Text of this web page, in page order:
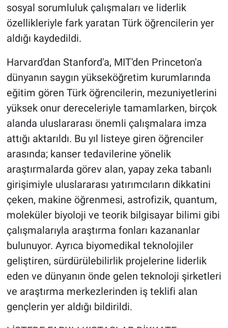
sosyal sorumluluk çalışmaları ve liderlik
özellikleriyle fark yaratan Türk öğrencilerin yer
aldığı kaydedildi.
Harvard'dan Stanford'a, MIT'den Princeton'a
dünyanın saygın yükseköğretim kurumlarında
eğitim gören Türk öğrencilerin, mezuniyetlerini
yüksek onur dereceleriyle tamamlarken, birçok
alanda uluslararası önemli çalışmalara imza
attığı aktarıldı. Bu yıl listeye giren öğrenciler
arasında; kanser tedavilerine yönelik
araştırmalarda görev alan, yapay zeka tabanlı
girişimiyle uluslararası yatırımcıların dikkatini
çeken, makine öğrenmesi, astrofizik, quantum,
moleküler biyoloji ve teorik bilgisayar bilimi gibi
çalışmalarıyla araştırma fonları kazananlar
bulunuyor. Ayrıca biyomedikal teknolojiler
geliştiren, sürdürülebilirlik projelerine liderlik
eden ve dünyanın önde gelen teknoloji şirketleri
ve araştırma merkezlerinden iş teklifi alan
gençlerin yer aldığı bildirildi.